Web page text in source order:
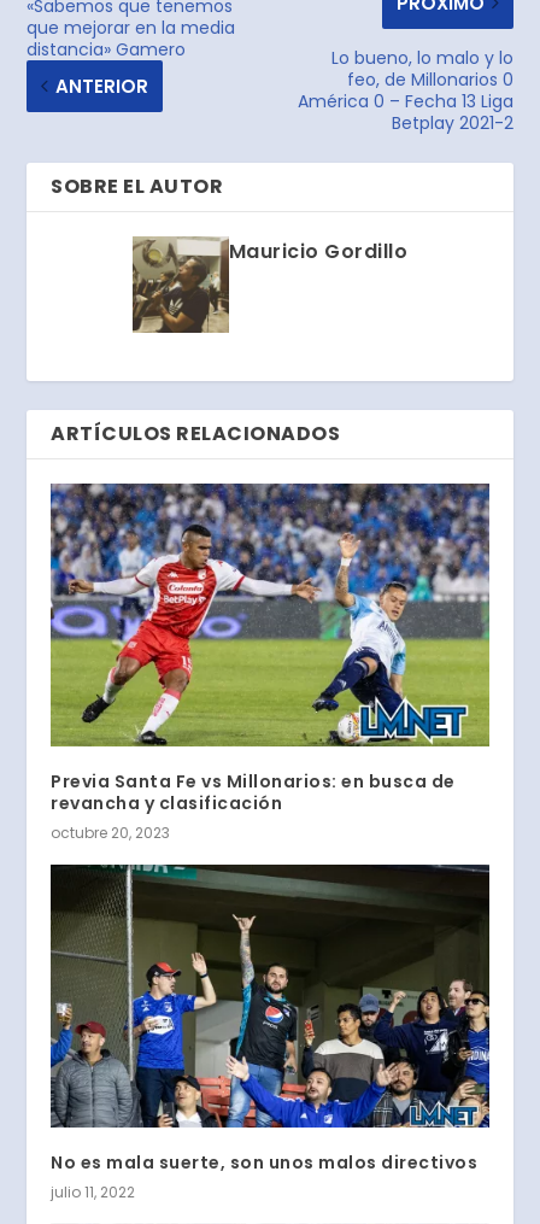
«Sabemos que tenemos
que mejorar en la media
distancia» Gamero
ANTERIOR
Lo bueno, lo malo y lo
feo, de Millonarios 0
América 0 – Fecha 13 Liga
Betplay 2021-2
SOBRE EL AUTOR
Mauricio Gordillo
ARTÍCULOS RELACIONADOS
Previa Santa Fe vs Millonarios: en busca de
revancha y clasificación
octubre 20, 2023
No es mala suerte, son unos malos directivos
julio 11, 2022